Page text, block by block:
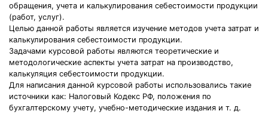
обращения, учета и калькулирования себестоимости продукции
(работ, услуг).
Целью данной работы является изучение методов учета затрат и
калькулирования себестоимости продукции.
Задачами курсовой работы являются теоретические и
методологические аспекты учета затрат на производство,
калькуляция себестоимости продукции.
Для написания данной курсовой работы использовались такие
источники как: Налоговый Кодекс РФ, положения по
бухгалтерскому учету, учебно-методические издания и т. д.